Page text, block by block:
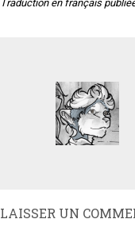
Traduction en français
LAISSER UN